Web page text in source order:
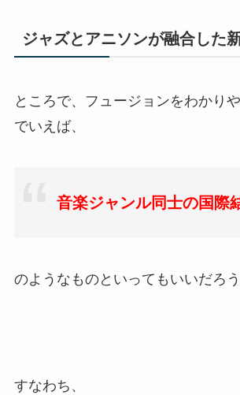
ジャズとアニソンが融合した
ところで、フュージョンをわかり
でいえば、
音楽ジャンル同士の国際
のようなものといってもいいだろう
すなわち、